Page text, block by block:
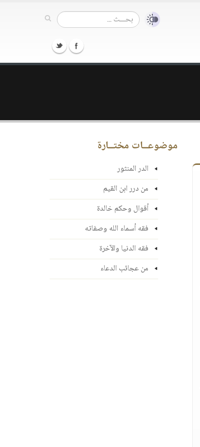
موضوعــات مختــارة
الدر المنثور
من درر ابن القيم
أقوال وحكم خالدة
فقه أسماء الله وصفاته
فقه الدنيا والآخرة
من عجائب الدعاء